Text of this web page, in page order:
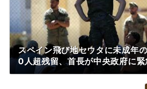
スペイン飛び地セウタに未成年
0人超残留、首長が中央政府に